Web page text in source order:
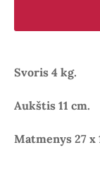
Svoris 4 kg.
Aukštis 11 cm.
Matmenys 27 x